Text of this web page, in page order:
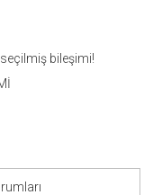
bileşimi!